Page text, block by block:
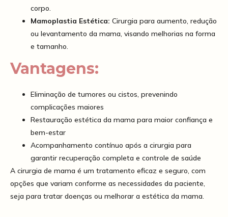
corpo.
Mamoplastia Estética: Cirurgia para aumento, redução
ou levantamento da mama, visando melhorias na forma
e tamanho.
Vantagens:
Eliminação de tumores ou cistos, prevenindo
complicações maiores
Restauração estética da mama para maior confiança e
bem-estar
Acompanhamento contínuo após a cirurgia para
garantir recuperação completa e controle de saúde
A cirurgia de mama é um tratamento eficaz e seguro, com
opções que variam conforme as necessidades da paciente,
seja para tratar doenças ou melhorar a estética da mama.